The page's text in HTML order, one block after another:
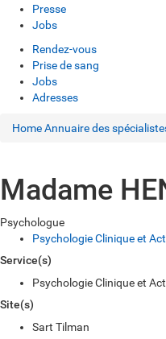
Presse
Jobs
Rendez-vous
Prise de sang
Jobs
Adresses
HomeAnnuaire des
Madame
Psychologue
Psychologie Clinique et
Service(s)
Psychologie Clinique et
Site(s)
Sart Tilman